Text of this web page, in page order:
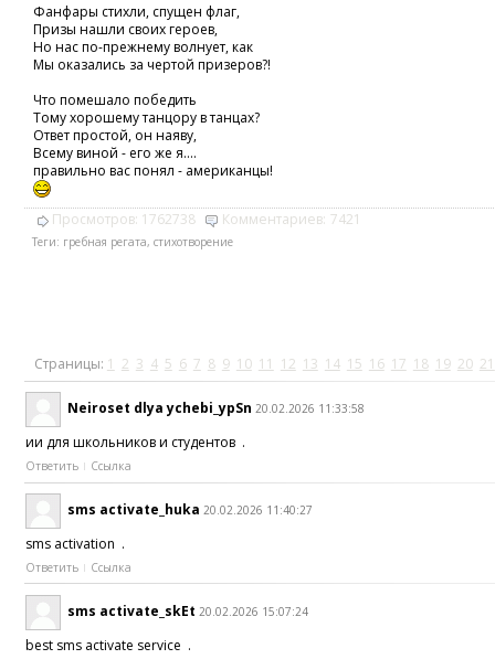
Фанфары стихли, спущен флаг,
Призы нашли своих героев,
Но нас по-прежнему волнует, как
Мы оказались за чертой призеров?!
Что помешало победить
Тому хорошему танцору в танцах?
Ответ простой, он наяву,
Всему виной - его же я....
правильно вас понял - американцы!
Просмотров: 1762738 Комментариев: 7421
Теги: гребная регата, стихотворение
Страницы: 1 2 3 4 5 6 7 8 9 10 11 12 13 14 15 16 17 18 19 20 21
Neiroset dlya ychebi_ypSn 20.02.2026 11:33:58
ии для школьников и студентов .
Ответить Ссылка
sms activate_huka 20.02.2026 11:40:27
sms activation .
Ответить Ссылка
sms activate_skEt 20.02.2026 15:07:24
best sms activate service .